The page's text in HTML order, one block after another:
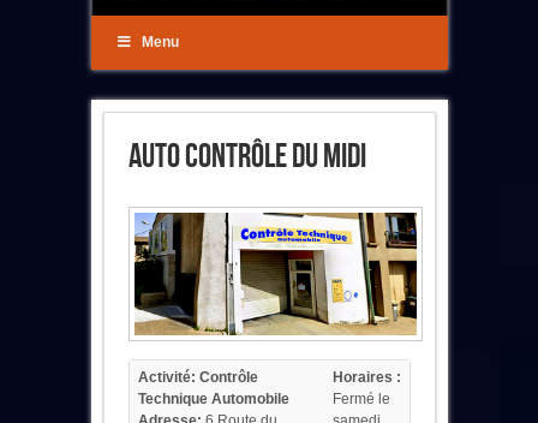
Menu
Auto Contrôle Du Midi
Activité: Contrôle
Technique Automobile
Horaires :
Fermé le